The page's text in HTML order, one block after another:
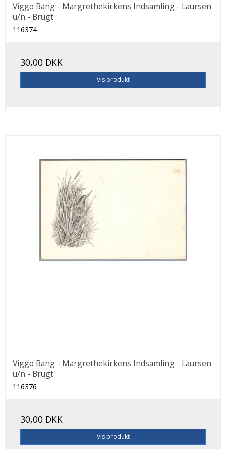
Viggo Bang - Margrethekirkens Indsamling - Laursen
u/n - Brugt
116374
30,00 DKK
Vis produkt
Viggo Bang - Margrethekirkens Indsamling - Laursen
u/n - Brugt
116376
30,00 DKK
Vis produkt